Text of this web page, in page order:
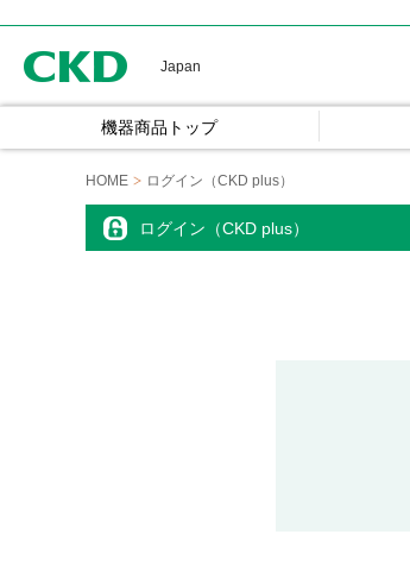
Japan
機器商品トップ
HOME ログイン（CKD plus）
ログイン（CKD plus）